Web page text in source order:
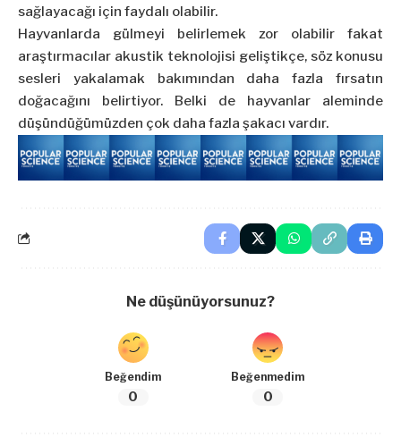
sağlayacağı için faydalı olabilir.
Hayvanlarda gülmeyi belirlemek zor olabilir fakat
araştırmacılar akustik teknolojisi geliştikçe, söz konusu
sesleri yakalamak bakımından daha fazla fırsatın
doğacağını belirtiyor. Belki de hayvanlar aleminde
düşündüğümüzden çok daha fazla şakacı vardır.
Ne düşünüyorsunuz?
Beğendim
0
Beğenmedim
0